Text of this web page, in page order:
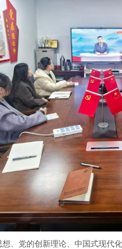
想、党的创新理论、中国式现代